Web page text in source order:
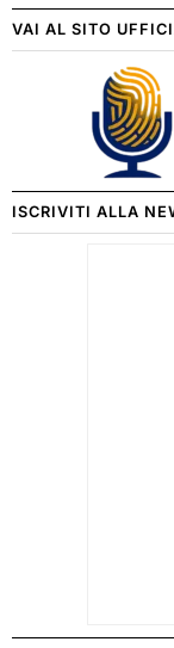
VAI AL SITO
ISCRIVITI ALLA